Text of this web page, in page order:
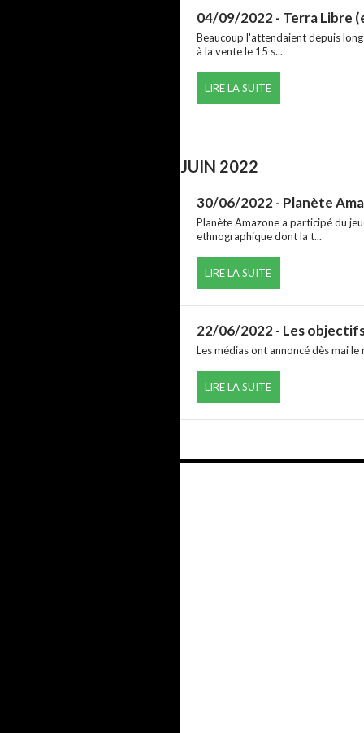
04/09/2022- Terra Libre
Beaucoup l'attendaient depuis
à la vente le 15 s...
LIRE LA SUITE
JUIN 2022
30/06/2022- Planète
Planète Amazone a participé du
ethnographique dont la t...
LIRE LA SUITE
22/06/2022- Les
Les médias ont annoncé dès mai
LIRE LA SUITE